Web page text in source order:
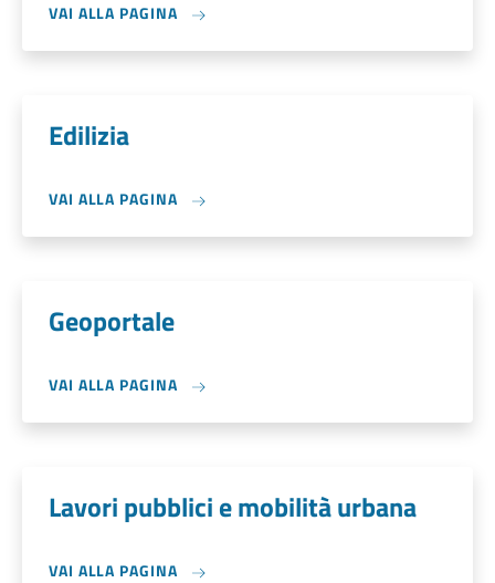
VAI ALLA PAGINA
Edilizia
VAI ALLA PAGINA
Geoportale
VAI ALLA PAGINA
Lavori pubblici e mobilità urbana
VAI ALLA PAGINA